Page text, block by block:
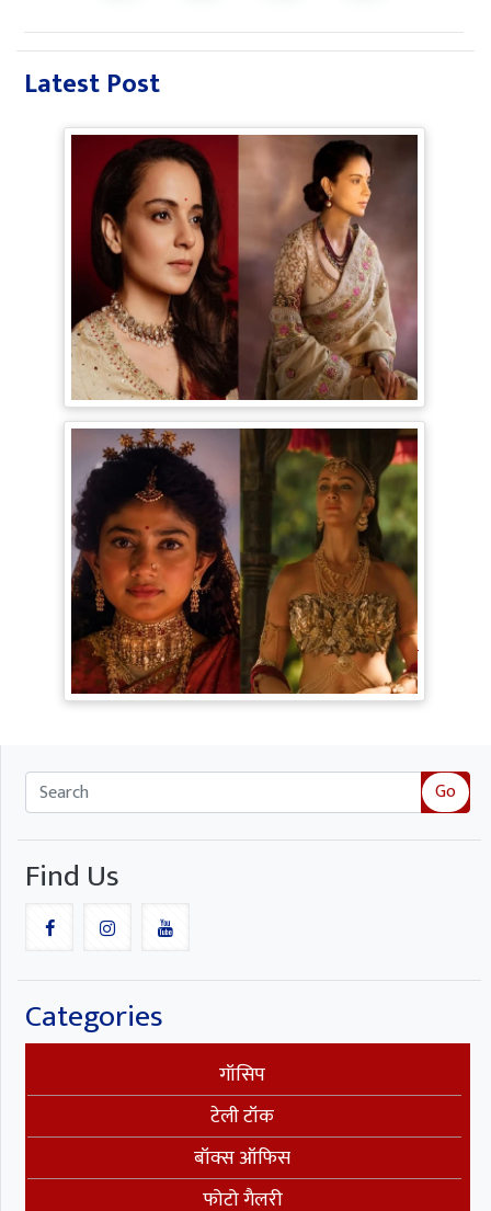
Latest Post
Bollywood Gossip: Gen Z को 'गटरछाप'
कहने वाली Kangana Ranaut के बदले सुर, दी
Digital Age में जीने की सीख
Ramayana Trailer: सीता से ज्यादा Rakul
Preet Singh की चर्चा, Shurpanakha के लुक
ने लूटी महफिल
Go
Find Us
Categories
गॉसिप
टेली टॉक
बॉक्स ऑफिस
फोटो गैलरी